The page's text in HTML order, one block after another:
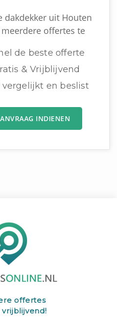
dakdekker uit Houten
offertes te
de beste offerte
& Vrijblijvend
vergelijkt en beslist
INDIENEN
offertes
vrijblijvend!